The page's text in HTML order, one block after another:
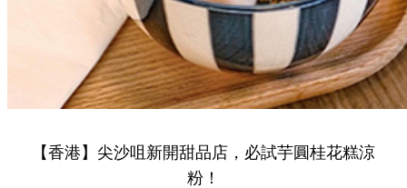
【香港】尖沙咀新開甜品店，必試芋圓桂花糕涼
粉！